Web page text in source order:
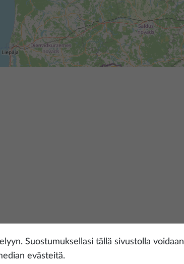
Suostumuksellasi tällä sivustolla voidaan
evästeitä.